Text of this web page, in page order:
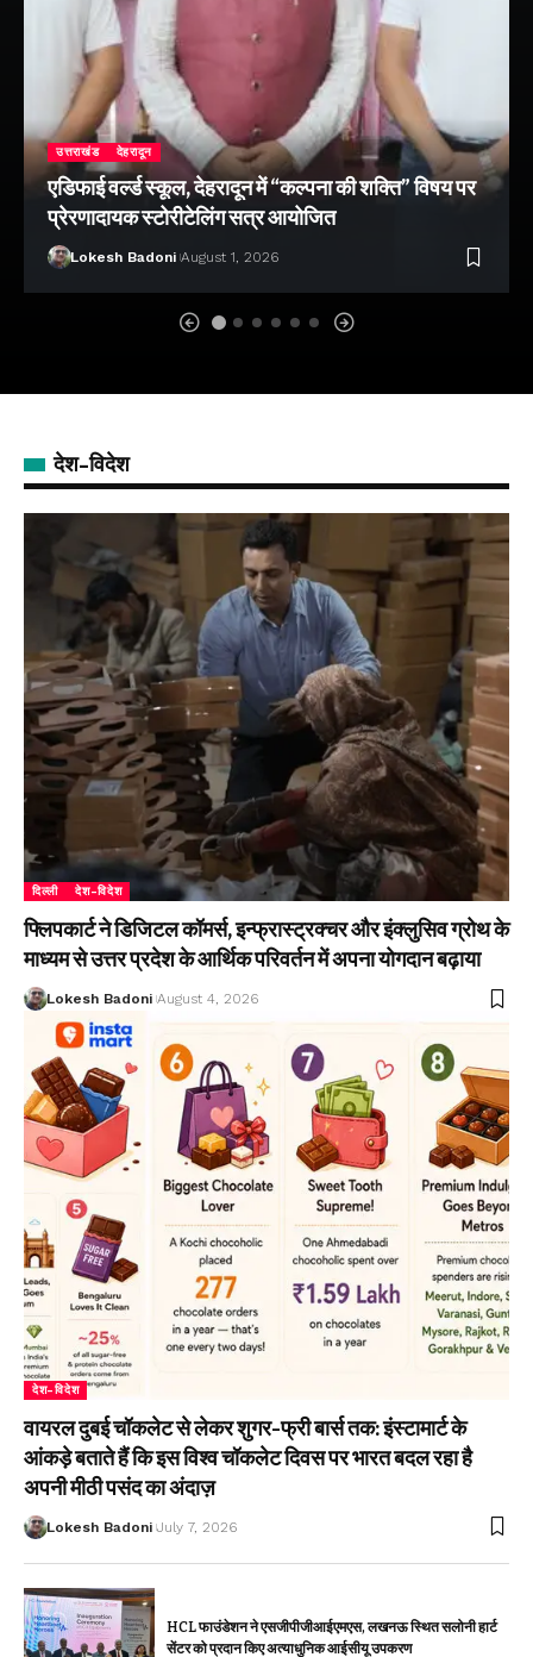
उत्तराखंड देहरादून
एडिफाई वर्ल्ड स्कूल, देहरादून में “कल्पना की शक्ति” विषय पर
प्रेरणादायक स्टोरीटेलिंग सत्र आयोजित
Lokesh Badoni August 1, 2026
देश-विदेश
दिल्ली देश-विदेश
फ्लिपकार्ट ने डिजिटल कॉमर्स, इन्फ्रास्ट्रक्चर और इंक्लुसिव ग्रोथ के
माध्यम से उत्तर प्रदेश के आर्थिक परिवर्तन में अपना योगदान बढ़ाया
Lokesh Badoni August 4, 2026
देश-विदेश
वायरल दुबई चॉकलेट से लेकर शुगर-फ्री बार्स तक: इंस्टामार्ट के
आंकड़े बताते हैं कि इस विश्व चॉकलेट दिवस पर भारत बदल रहा है
अपनी मीठी पसंद का अंदाज़
Lokesh Badoni July 7, 2026
HCL फाउंडेशन ने एसजीपीजीआईएमएस, लखनऊ स्थित सलोनी हार्ट
सेंटर को प्रदान किए अत्याधुनिक आईसीयू उपकरण